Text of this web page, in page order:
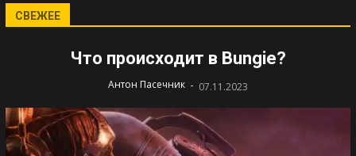
СВЕЖЕЕ
Что происходит в Bungie?
Антон Пасечник - 07.11.2023